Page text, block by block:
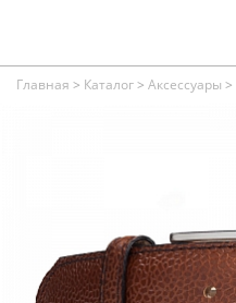
Главная > Каталог> Аксессуары >